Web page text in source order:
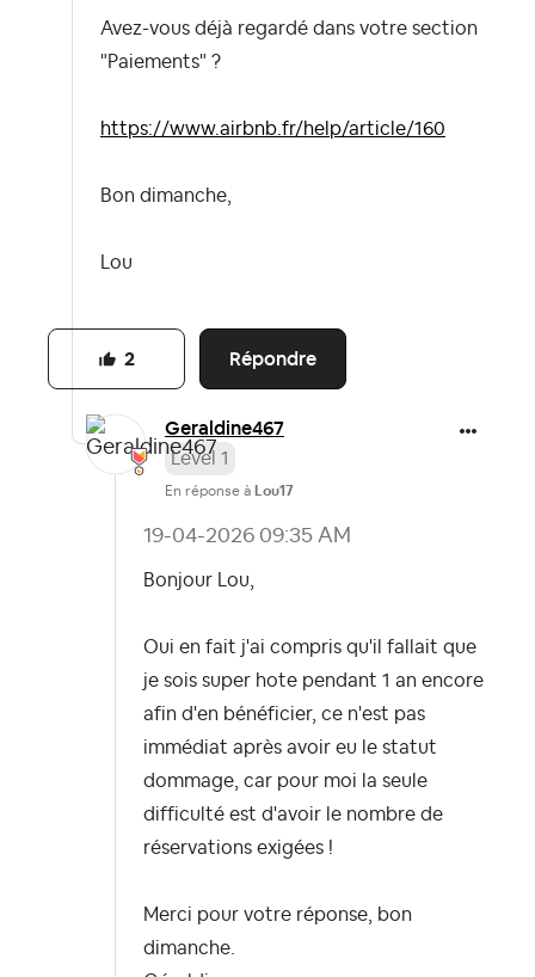
Avez-vous déjà regardé dans votre section
"Paiements" ?
https://www.airbnb.fr/help/article/160
Bon dimanche,
Lou
Répondre
2
Geraldine467
Level 1
En réponse à Lou17
‎19-04-2026 09:35 AM
Bonjour Lou,
Oui en fait j'ai compris qu'il fallait que
je sois super hote pendant 1 an encore
afin d'en bénéficier, ce n'est pas
immédiat après avoir eu le statut
dommage, car pour moi la seule
difficulté est d'avoir le nombre de
réservations exigées !
Merci pour votre réponse, bon
dimanche.